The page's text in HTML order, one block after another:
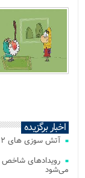
اخبار برگزیده
آتش‌ سوزی‌ های ۲ هفته اخیر میانکاله عمدی بود
می‌شود